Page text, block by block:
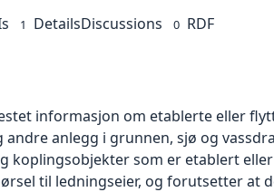
1 DetailsDiscussions 0 RDF
informasjon om etablerte eller
anlegg i grunnen, sjø og
koplingsobjekter som er etablert
til ledningseier, og forutsetter at